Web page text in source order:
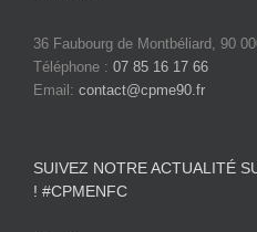
36 Faubourg de Montbéliard, 90
Téléphone : 07 85 16 17 66
Email: contact@cpme90.fr
SUIVEZ NOTRE ACTUALITÉ
! #CPMENFC